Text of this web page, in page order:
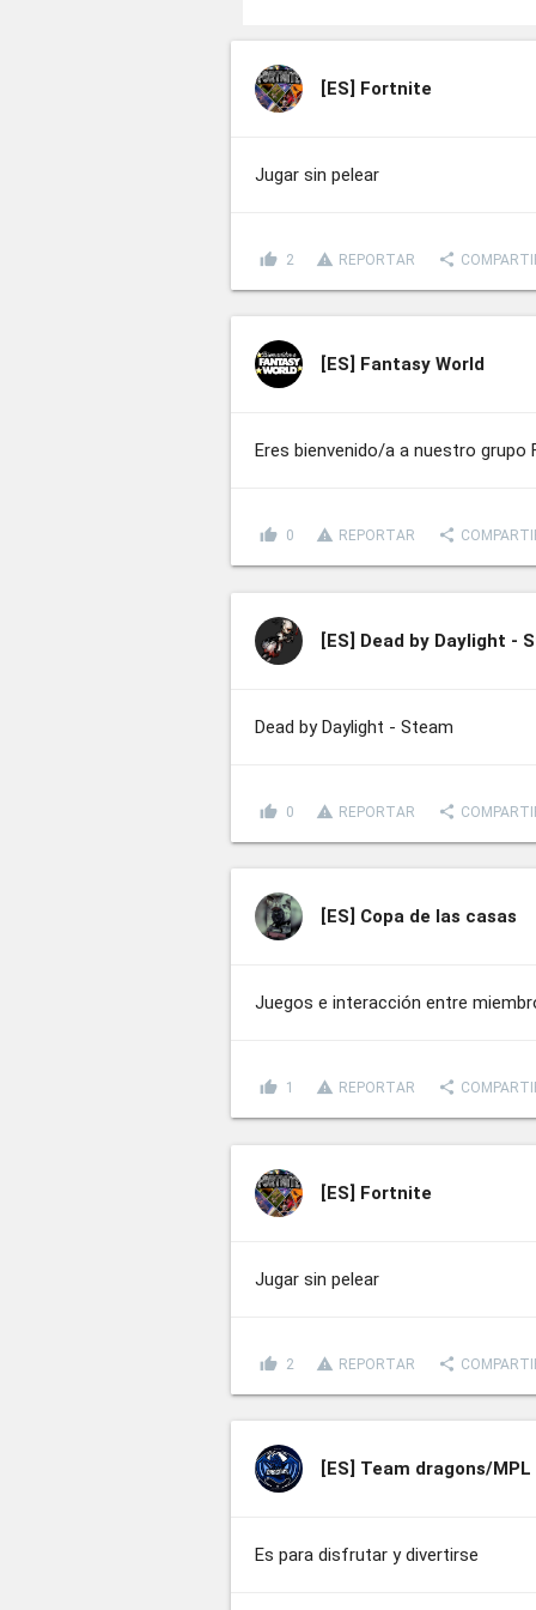
[ES] Fortnite
Jugar sin pelear
thumb_up 2 report_problem REPORTAR share
[ES] Fantasy World
Eres bienvenido/a a nuestro grupo
thumb_up 0 report_problem REPORTAR share
[ES] Dead by Daylight -
Dead by Daylight - Steam
thumb_up 0 report_problem REPORTAR share
[ES] Copa de las casas
Juegos e interacción entre
thumb_up 1 report_problem REPORTAR share
[ES] Fortnite
Jugar sin pelear
thumb_up 2 report_problem REPORTAR share
[ES] Team dragons/MPL
Es para disfrutar y divertirse